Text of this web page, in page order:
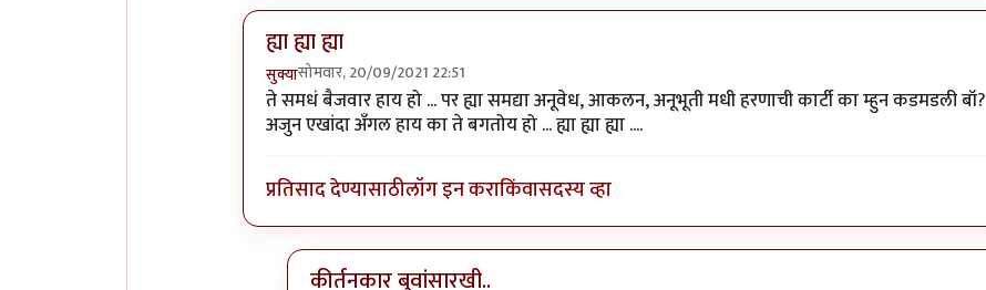
ह्या ह्या ह्या
सुक्यासोमवार, 20/09/2021 22:51
In reply toलेखाचं उद्दीश्ट:byबबन ताम्बे
ते समधं बैजवार हाय हो ... पर ह्या समद्या अनूवेध, आकलन, अनूभूती मधी हरणाची कार्टी का म्हुन कडमडली बॉ?
अजुन एखांदा अँगल हाय का ते बगतोय हो ... ह्या ह्या ह्या ....
प्रतिसाद देण्यासाठीलॉग इन कराकिंवासदस्य व्हा
कीर्तनकार बुवांसारखी..